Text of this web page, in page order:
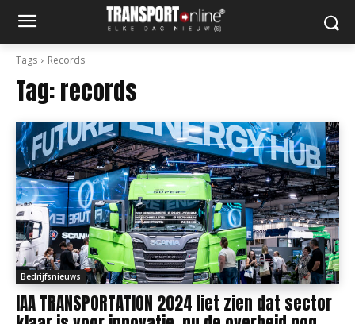
Tags Records
Tag:records
Bedrijfsnieuws
IAA TRANSPORTATION 2024 liet zien dat sector